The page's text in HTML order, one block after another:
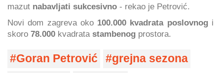
mazut nabavljati sukcesivno - rekao je Petrović.
Novi dom zagreva oko 100.000 kvadrata poslovnogi
skoro 78.000 kvadrata stambenog prostora.
Goran Petrović
grejna sezona